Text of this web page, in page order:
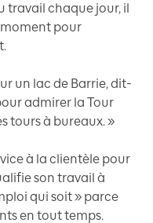
travail chaque jour, il
pour
un lac de Barrie, dit-
admirer la Tour
tours à bureaux. »
à la clientèle pour
son travail à
qui soit » parce
en tout temps.